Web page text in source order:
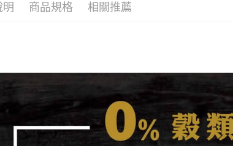
明 商品規格 相關推薦